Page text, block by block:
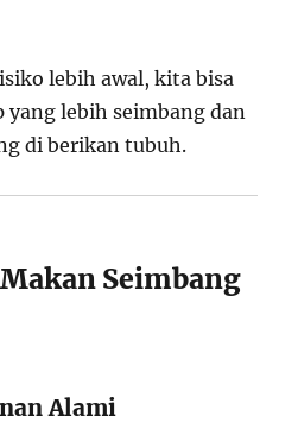
lebih awal, kita bisa
lebih seimbang dan
di berikan tubuh.
Seimbang
Alami